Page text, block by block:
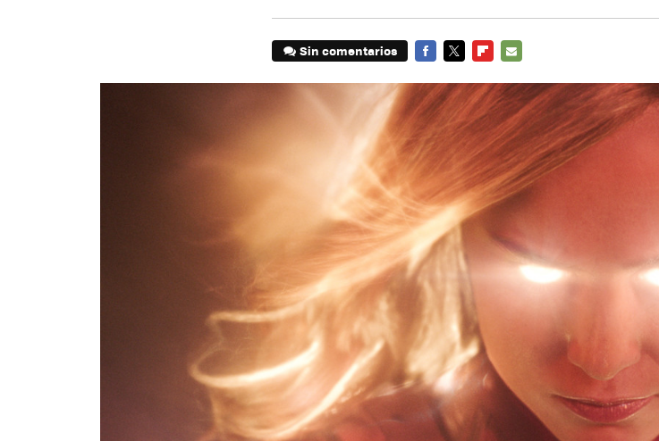
Sin comentarios
MAIL